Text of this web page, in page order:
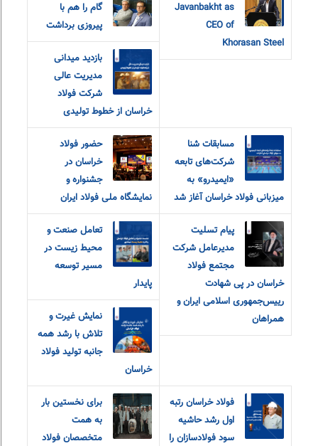
Javanbakht as
CEO of
Khorasan Steel
گام را هم با
پیروزی برداشت
بازدید میدانی
مدیریت عالی
شرکت فولاد
خراسان از خطوط تولیدی
مسابقات شنا
شرکت‌های تابعه
«ایمیدرو» به
میزبانی فولاد خراسان آغاز شد
حضور فولاد
خراسان در
جشنواره و
نمایشگاه ملی فولاد ایران
پیام تسلیت
مدیرعامل شرکت
مجتمع فولاد
خراسان در پی شهادت
رییس‌جمهوری اسلامی ایران و
همراهان
تعامل صنعت و
محیط زیست در
مسیر توسعه
پایدار
نمایش غیرت و
تلاش با رشد همه
جانبه تولید فولاد
خراسان
فولاد خراسان رتبه
اول رشد حاشیه
سود فولادسازان را
برای نخستین بار
به همت
متخصصان فولاد